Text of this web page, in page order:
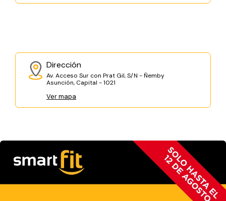
Dirección
Av. Acceso Sur con Prat Gil, S/N - Ñemby
Asunción, Capital - 1021
Ver mapa